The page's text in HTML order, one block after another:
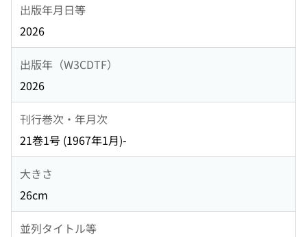
出版年月日等
2026
出版年（W3CDTF）
2026
刊行巻次・年月次
21巻1号 (1967年1月)-
大きさ
26cm
並列タイトル等